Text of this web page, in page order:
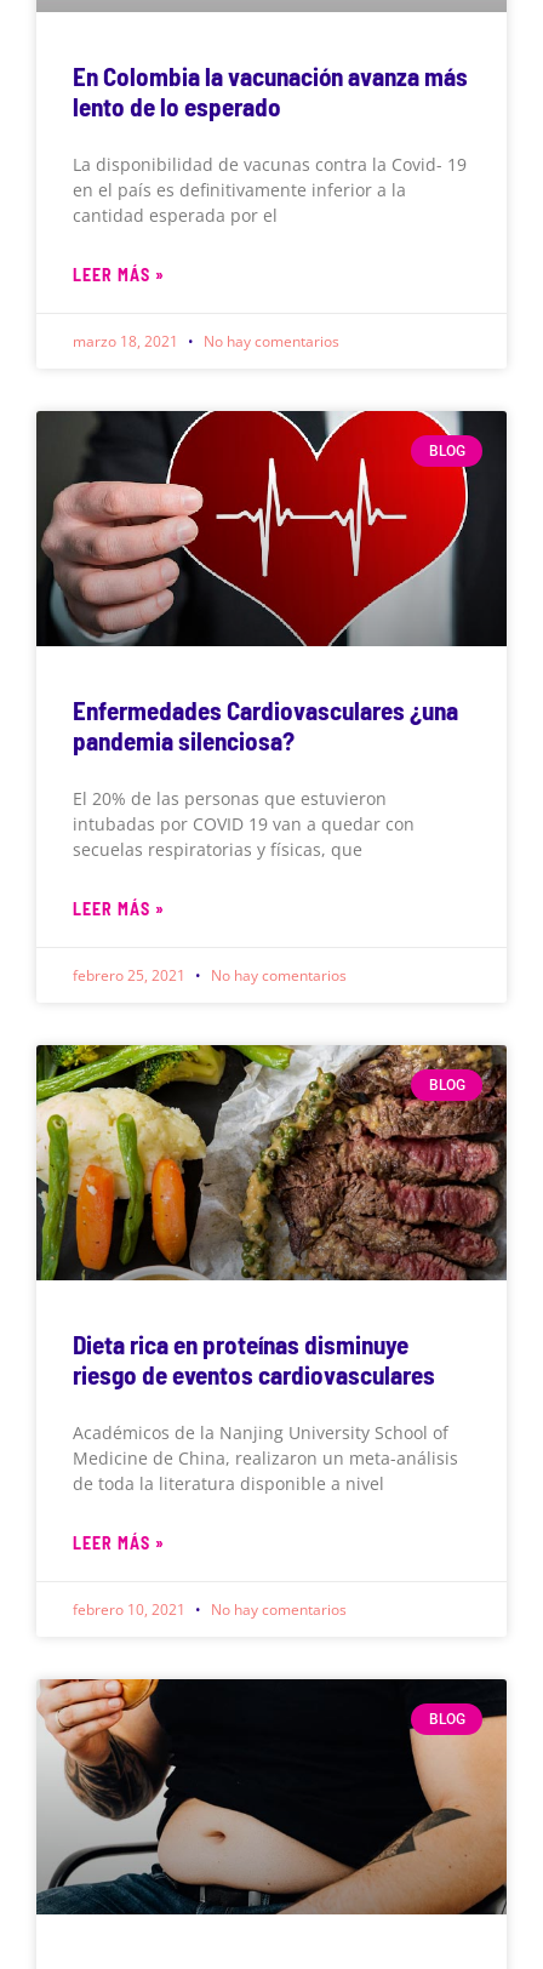
En Colombia la vacunación avanza más
lento de lo esperado
La disponibilidad de vacunas contra la Covid- 19
en el país es definitivamente inferior a la
cantidad esperada por el
LEER MÁS »
marzo 18, 2021 No hay comentarios
BLOG
Enfermedades Cardiovasculares ¿una
pandemia silenciosa?
El 20% de las personas que estuvieron
intubadas por COVID 19 van a quedar con
secuelas respiratorias y físicas, que
LEER MÁS »
febrero 25, 2021 No hay comentarios
BLOG
Dieta rica en proteínas disminuye
riesgo de eventos cardiovasculares
Académicos de la Nanjing University School of
Medicine de China, realizaron un meta-análisis
de toda la literatura disponible a nivel
LEER MÁS »
febrero 10, 2021 No hay comentarios
BLOG